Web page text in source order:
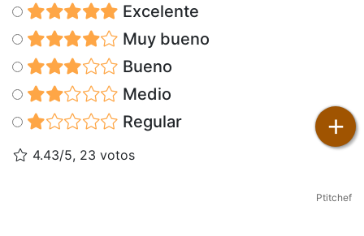
Excelente
Muy bueno
Bueno
Medio
Regular
4.43/5, 23 votos
Ptitchef
+